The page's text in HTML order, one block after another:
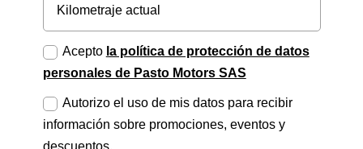
Acepto la política de protección de datos
personales de Pasto Motors SAS
Autorizo el uso de mis datos para recibir
información sobre promociones, eventos y